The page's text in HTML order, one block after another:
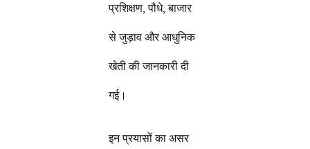
प्रशिक्षण, पौधे, बाजार
से जुड़ाव और आधुनिक
खेती की जानकारी दी
गई।
इन प्रयासों का असर